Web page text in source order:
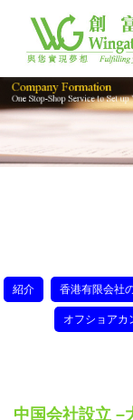
紹介 香港有限会社
オフショアカ
中国会社設立 –